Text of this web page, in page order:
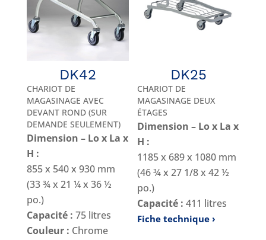
DK42
CHARIOT DE
MAGASINAGE AVEC
DEVANT ROND (SUR
DEMANDE SEULEMENT)
Dimension – Lo x La x
H :
855 x 540 x 930 mm
(33 ¾ x 21 ¼ x 36 ½
po.)
Capacité : 75 litres
Couleur : Chrome
DK25
CHARIOT DE
MAGASINAGE DEUX
ÉTAGES
Dimension – Lo x La x
H :
1185 x 689 x 1080 mm
(46 ¾ x 27 1/8 x 42 ½
po.)
Capacité : 411 litres
Fiche technique